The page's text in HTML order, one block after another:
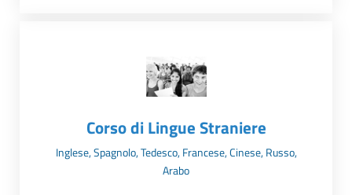
Corso di Lingue Straniere
Inglese, Spagnolo, Tedesco, Francese, Cinese, Russo,
Arabo